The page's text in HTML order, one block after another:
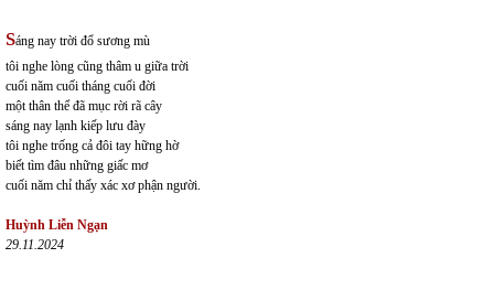
sáng nay trời đổ sương mù
tôi nghe lòng cũng thâm u giữa trời
cuối năm cuối tháng cuối đời
một thân thể đã mục rời rã cây
sáng nay lạnh kiếp lưu đày
tôi nghe trống cả đôi tay hững hờ
biết tìm đâu những giấc mơ
cuối năm chỉ thấy xác xơ phận người.
Huỳnh Liễn Ngạn
29.11.2024